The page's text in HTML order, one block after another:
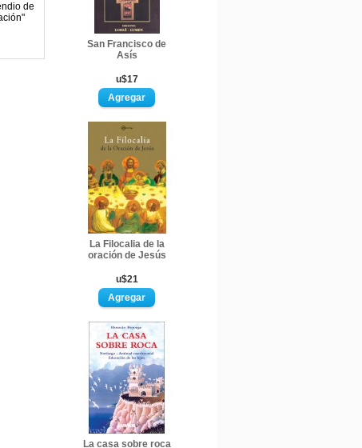
San Francisco de
Asís
u$17
La Filocalia de la
oración de Jesús
u$21
La casa sobre roca
de